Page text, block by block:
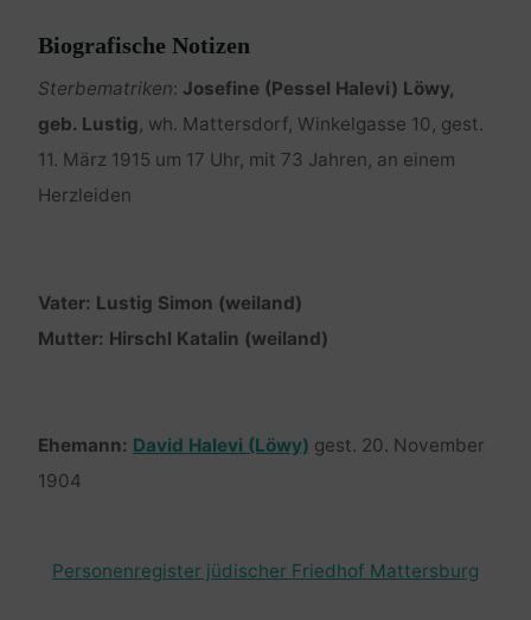
Biografische Notizen
Sterbematriken: Josefine (Pessel Halevi) Löwy,
geb. Lustig, wh. Mattersdorf, Winkelgasse 10, gest.
11. März 1915 um 17 Uhr, mit 73 Jahren, an einem
Herzleiden
Vater: Lustig Simon (weiland)
Mutter: Hirschl Katalin (weiland)
Ehemann: David Halevi (Löwy) gest. 20. November
1904
Personenregister jüdischer Friedhof Mattersburg